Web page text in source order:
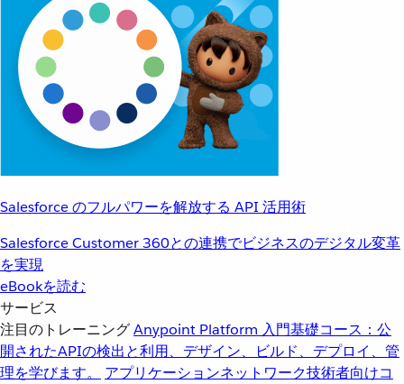
Salesforce のフルパワーを解放する API 活用術
Salesforce Customer 360との連携でビジネスのデジタル変革
を実現
eBookを読む
サービス
注目のトレーニングAnypoint Platform 入門基礎コース：公
開されたAPIの検出と利用、デザイン、ビルド、デプロイ、管
理を学びます。
アプリケーションネットワーク技術者向けコ